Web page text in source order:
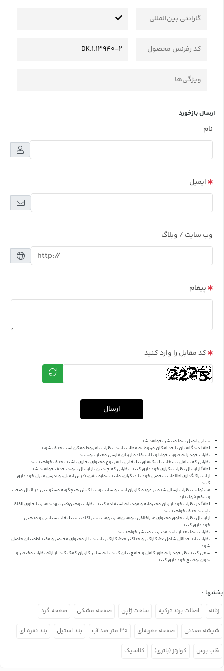
گارانتی بین‌المللی
کد رفرنس محصول DK.1.13940-2
ویژگی‌ها
ارسال بازخورد
نام
ایمیل
وب سایت / وبلاگ
پیغام
کد مقابل را وارد کنید
ارسال
نشانی ایمیل شما منتشر نخواهد شد.
لطفا دیدگاهتان تا حد امکان مربوط به مطلب باشد. نظرات نامربوط ممکن است حذف شوند.
نظرات خود را به صورت خوانا و با استفاده از زبان فارسی معیار بنویسید.
نظراتی که شامل تبلیغات، لینک‌های تبلیغاتی یا هر نوع محتوای تجاری باشند، حذف خواهند شد.
لطفاً از ارسال نظرات تکراری خودداری کنید. نظراتی که چندین بار ارسال شوند، حذف خواهند شد.
از اشتراک‌گذاری اطلاعات شخصی خود یا دیگران، مانند شماره تلفن، آدرس ایمیل، و آدرس منزل خودداری
کنید.
مسئولیت نظرات ارسال شده بر عهده کاربران است و سایت وستا کیش هیچگونه مسئولیتی در قبال صحت
و سقم آنها ندارد.
لطفاً در نظرات خود از زبان محترمانه و مودبانه استفاده کنید. نظرات توهین‌آمیز، تهدیدآمیز، یا حاوی الفاظ
ناپسند حذف خواهند شد.
از ارسال نظرات حاوی محتوای غیراخلاقی، توهین‌آمیز، تهمت، نشر اکاذیب، تبلیغات سیاسی و مذهبی
خودداری کنید.
نظرات شما بعد از تایید مدیریت منتشر خواهد شد.
نظرات باید حداقل شامل 50 کاراکتر و حداکثر 500 کاراکتر باشند تا از محتوای مختصر و مفید اطمینان حاصل
شود.
سعی کنید نظر خود را به طور کامل و جامع بیان کنید تا به سایر کاربران کمک کند.از ارائه نظرات مختصر و
بدون توضیح خودداری کنید.
بخشها :
زنانه اصالت برند ترکیه ساخت ژاپن صفحه مشکی صفحه گرد
شیشه معدنی صفحه عقربه‌ای ۳۰ متر ضد آب بند استیل بند نقره ای
قاب برس کوارتز (باتری) کلاسیک